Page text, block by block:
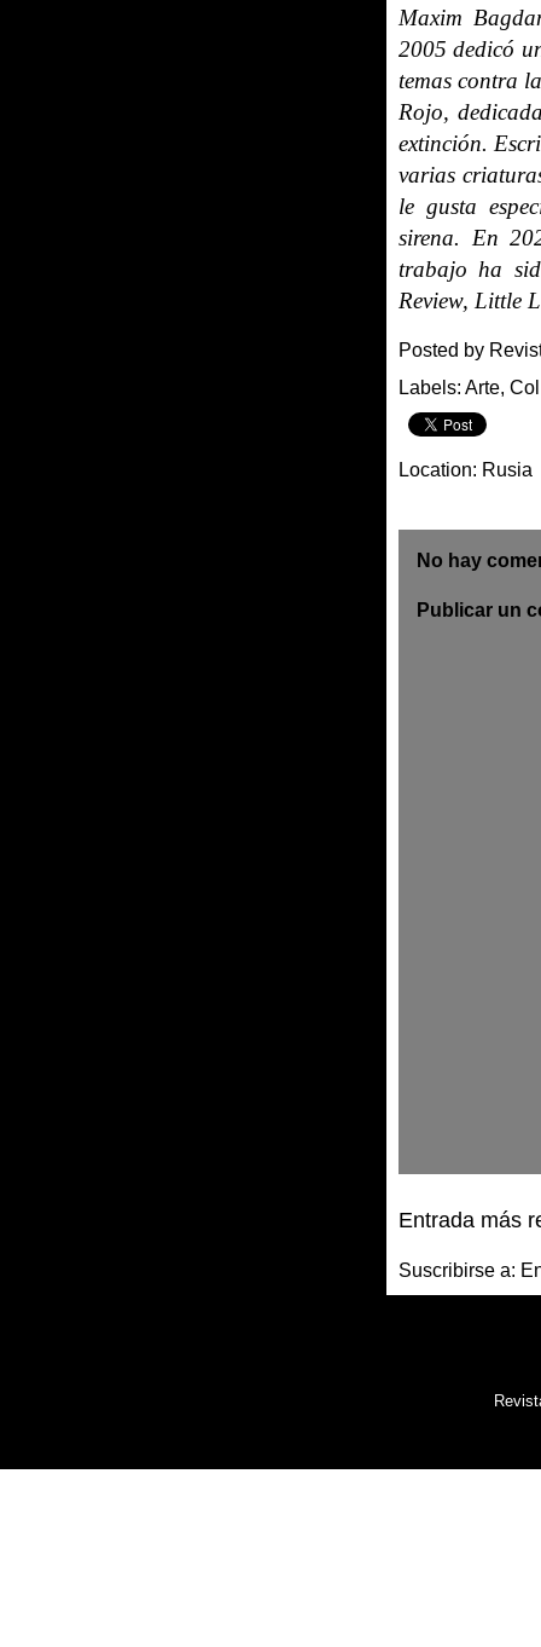
Maxim
2005 dedicó
temas contra
Rojo,
extinción.
varias
le gusta
sirena. En
trabajo ha
Review, Little
Posted by
Labels: Arte,
Location: Rusia
No hay
Publicar un
Entrada más
Suscribirse a: